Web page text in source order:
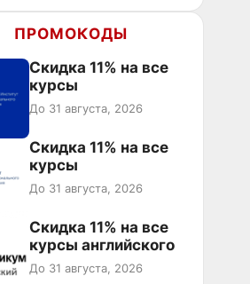
ПРОМОКОДЫ
Скидка 11% на все
курсы
До 31 августа, 2026
Скидка 11% на все
курсы
До 31 августа, 2026
Скидка 11% на все
курсы английского
До 31 августа, 2026